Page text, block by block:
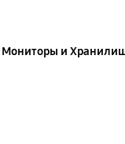
Мониторы и